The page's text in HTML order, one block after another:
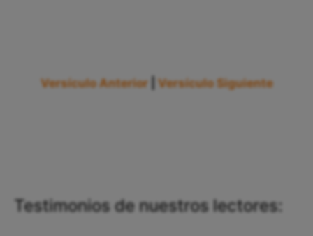
Versículo Anterior Versículo Siguiente
Testimonios de nuestros lectores: